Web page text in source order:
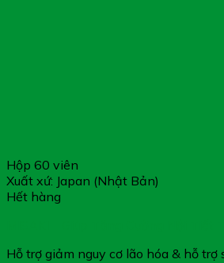
Hộp 60 viên
Xuất xứ: Japan (Nhật Bản)
Hết hàng
Hỗ trợ giảm nguy cơ lão hóa & hỗ trợ